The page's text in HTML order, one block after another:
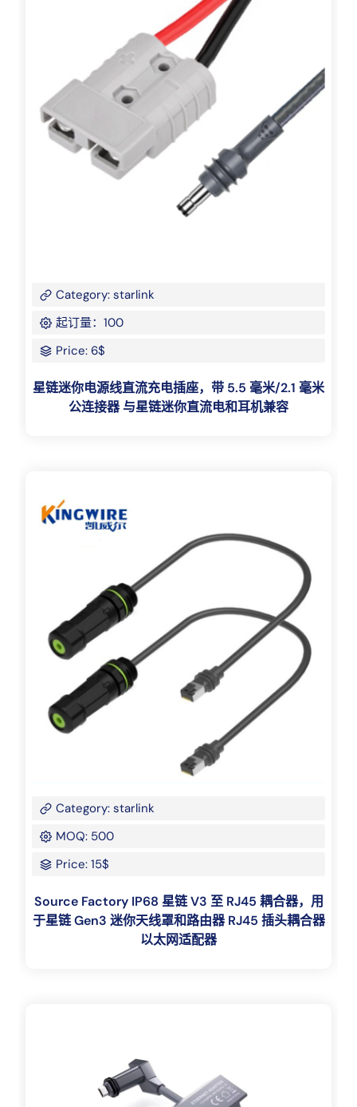
Category: starlink
起订量：100
Price: 6$
星链迷你电源线直流充电插座，带 5.5 毫米/2.1 毫米
公连接器 与星链迷你直流电和耳机兼容
Category: starlink
MOQ: 500
Price: 15$
Source Factory IP68 星链 V3 至 RJ45 耦合器，用
于星链 Gen3 迷你天线罩和路由器 RJ45 插头耦合器
以太网适配器